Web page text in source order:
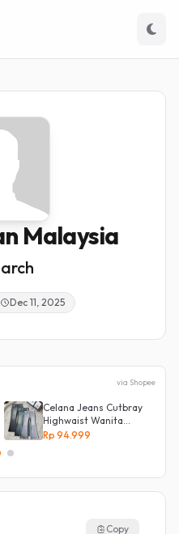
Malaysia
Dec 11, 2025
via Shopee
Celana Jeans Cutbray
Highwaist Wanita
Stretch Celana
Rp 94.999
Copy